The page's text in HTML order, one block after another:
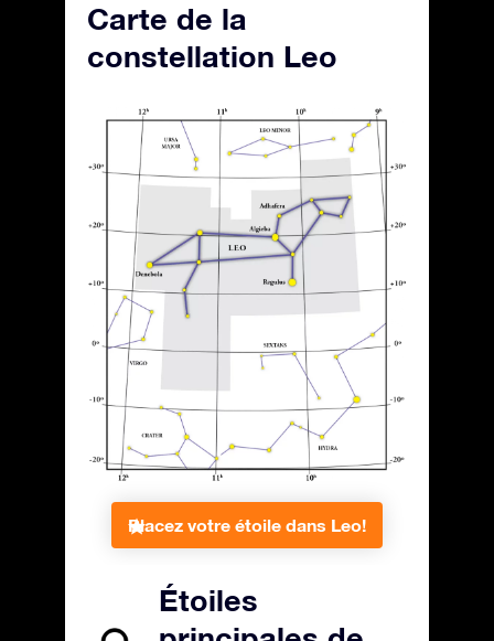
Carte de la
constellation Leo
Placez votre étoile dans Leo!
Étoiles